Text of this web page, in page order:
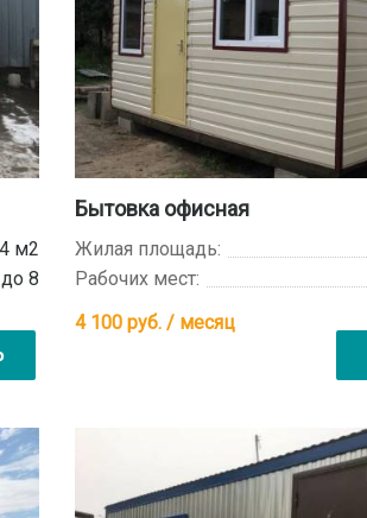
м2
до 8
Бытовка офисная
Жилая площадь:
Рабочих мест:
4 100руб. / месяц